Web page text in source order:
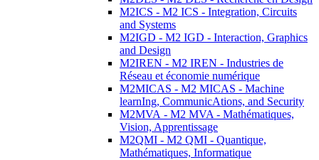
M2ICS - M2 ICS - Integration, Circuits
and Systems
M2IGD - M2 IGD - Interaction, Graphics
and Design
M2IREN - M2 IREN - Industries de
Réseau et économie numérique
M2MICAS - M2 MICAS - Machine
learnIng, CommunicAtions, and Security
M2MVA - M2 MVA - Mathématiques,
Vision, Apprentissage
M2QMI - M2 QMI - Quantique,
Mathématiques, Informatique